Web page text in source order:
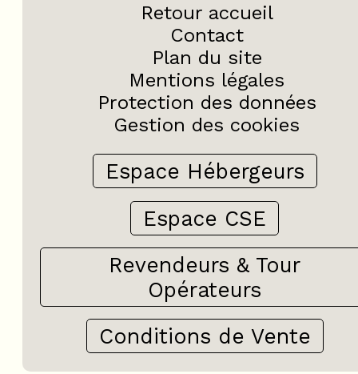
Retour accueil
Contact
Plan du site
Mentions légales
Protection des données
Gestion des cookies
Espace Hébergeurs
Espace CSE
Revendeurs & Tour
Opérateurs
Conditions de Vente